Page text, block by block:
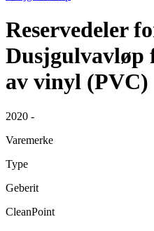
Reservedeler
Dusjgulvavløp
av vinyl (PVC)
2020 -
Varemerke
Type
Geberit
CleanPoint